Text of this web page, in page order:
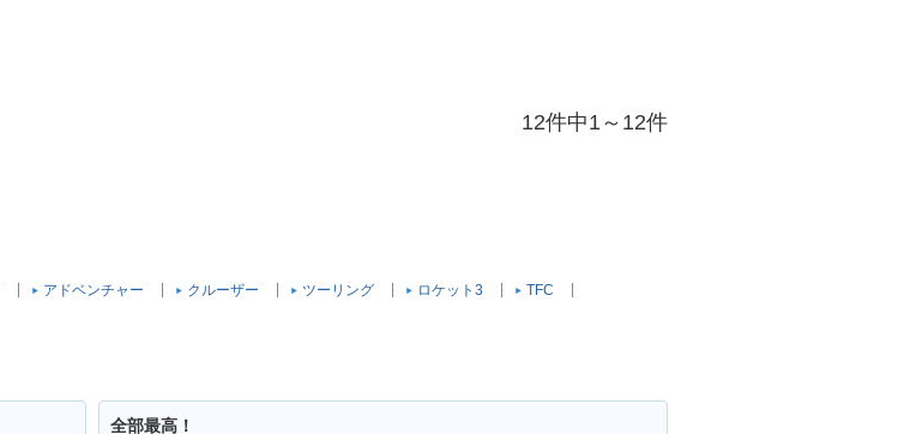
12件中1～12件
アドベンチャー クルーザー ツーリング ロケット3 TFC
全部最高！